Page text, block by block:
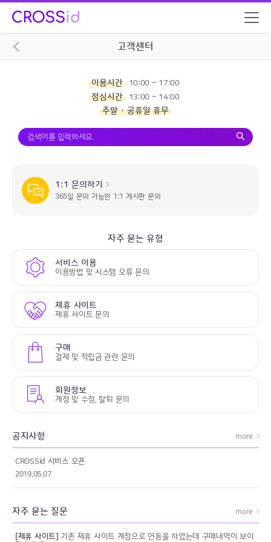
고객센터
이용시간 10:00 ~ 17:00
점심시간 13:00 ~ 14:00
주말 · 공휴일 휴무
1:1 문의하기
365일 문의 가능한 1:1 게시판 문의
자주 묻는 유형
서비스 이용
이용방법 및 시스템 오류 문의
제휴 사이트
제휴 사이트 문의
구매
결제 및 적립금 관련 문의
회원정보
계정 및 수정, 탈퇴 문의
공지사항 more
CROSSid 서비스 오픈
2019.05.07
자주 묻는 질문 more
[제휴 사이트]
기존 제휴 사이트 계정으로 연동을 하였는데 구매내역이 보이